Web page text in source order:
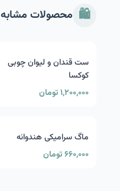
🛍️ محصولات مشابه
ست قندان و لیوان چوبی
کوکسا
۱,۲۰۰,۰۰۰ تومان
ماگ سرامیکی هندوانه
۶۶۰,۰۰۰ تومان